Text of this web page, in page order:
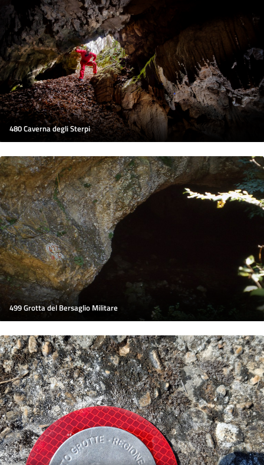
480 Caverna degli Sterpi
499 Grotta del Bersaglio Militare